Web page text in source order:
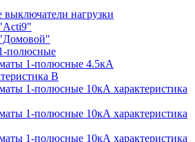
нагрузки
полюсные
1-полюсные 4.5кА
В
1-полюсные 10кА характеристика
1-полюсные 10кА характеристика
1-полюсные 10кА характеристика